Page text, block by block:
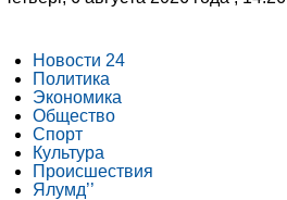
Новости 24
Политика
Экономика
Общество
Спорт
Культура
Происшествия
Ялумд’’